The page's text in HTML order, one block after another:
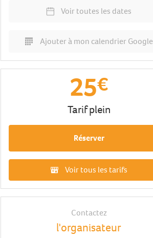
Voir toutes les dates
Ajouter à mon calendrier Google
25€
Tarif plein
Réserver
Voir tous les tarifs
Contactez
l'organisateur